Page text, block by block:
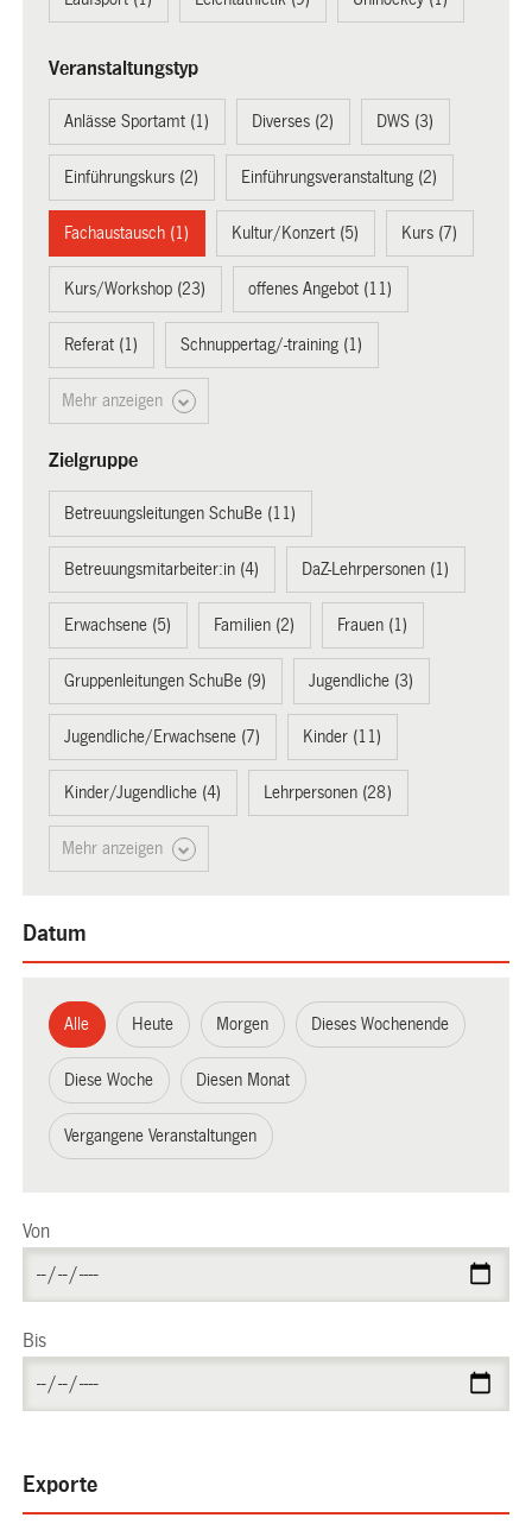
Veranstaltungstyp
Anlässe Sportamt (1) Diverses (2) DWS (3)
Einführungskurs (2) Einführungsveranstaltung (2)
Fachaustausch (1) Kultur/Konzert (5) Kurs (7)
Kurs/Workshop (23) offenes Angebot (11)
Referat (1) Schnuppertag/-training (1)
Mehr anzeigen
Zielgruppe
Betreuungsleitungen SchuBe (11)
Betreuungsmitarbeiter:in (4) DaZ-Lehrpersonen (1)
Erwachsene (5) Familien (2) Frauen (1)
Gruppenleitungen SchuBe (9) Jugendliche (3)
Jugendliche/Erwachsene (7) Kinder (11)
Kinder/Jugendliche (4) Lehrpersonen (28)
Mehr anzeigen
Datum
Alle Heute Morgen Dieses Wochenende
Diese Woche Diesen Monat
Vergangene Veranstaltungen
Von
Bis
Exporte